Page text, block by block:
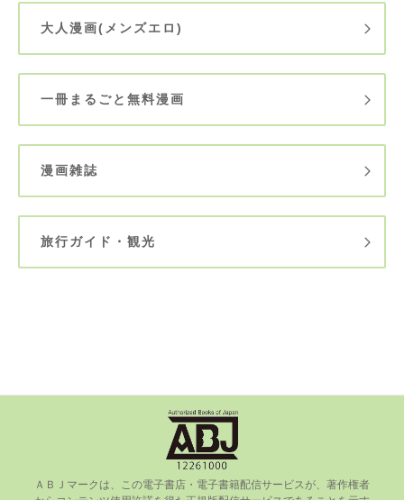
大人漫画(メンズエロ)
一冊まるごと無料漫画
漫画雑誌
旅行ガイド・観光
ＡＢＪマークは、この電⼦書店・電⼦書籍配信サービスが、著作権者